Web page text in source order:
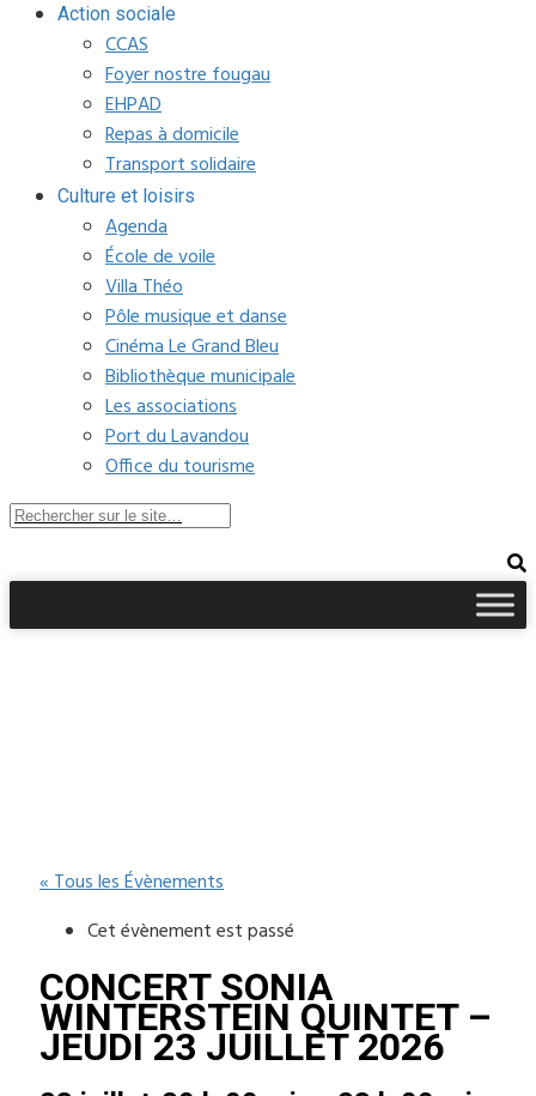
Action sociale
CCAS
Foyer nostre fougau
EHPAD
Repas à domicile
Transport solidaire
Culture et loisirs
Agenda
École de voile
Villa Théo
Pôle musique et danse
Cinéma Le Grand Bleu
Bibliothèque municipale
Les associations
Port du Lavandou
Office du tourisme
« Tous les Évènements
Cet évènement est passé
CONCERT SONIA
WINTERSTEIN QUINTET –
JEUDI 23 JUILLET 2026